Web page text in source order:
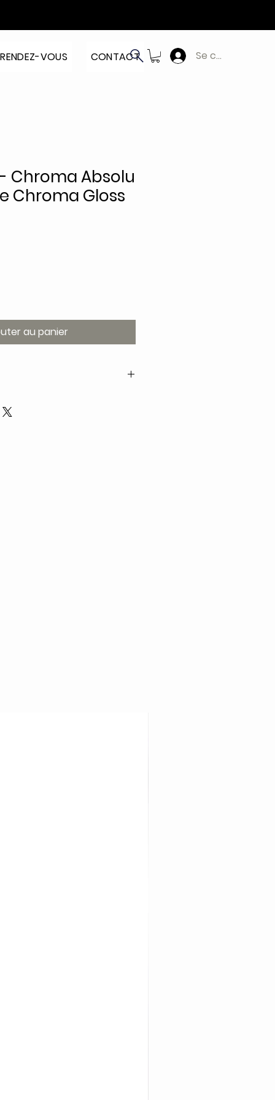
RENDEZ-VOUS CONTACT Se connecter
Chroma Absolu
Chroma Gloss
au panier